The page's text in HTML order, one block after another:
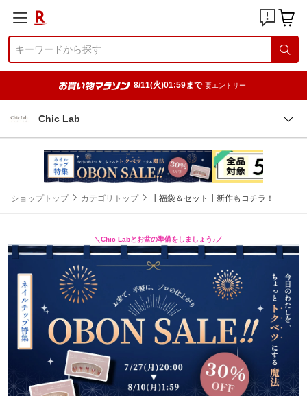
8/11(火)01:59まで 要エントリー
Chic Lab
ショップトップ カテゴリトップ ┃福袋＆セット┃新作もコチラ！
＼Chic Labとお盆の準備をしましょう♪／